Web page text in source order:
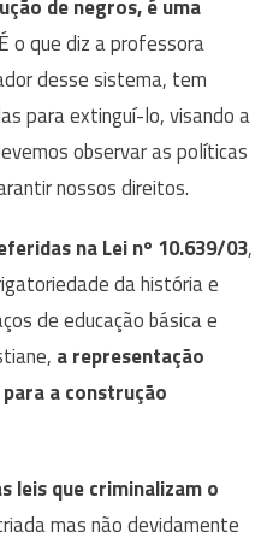
de negros, é uma
o que diz a professora
desse sistema, tem
para extinguí-lo, visando a
observar as políticas
nossos direitos.
na Lei nº 10.639/03,
da história e
de educação básica e
a representação
a construção
leis que criminalizam o
mas não devidamente